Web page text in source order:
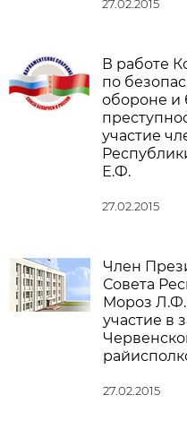
27.02.2015
В работе
по
обороне и
участие
Е.Ф.
27.02.2015
Член
Совета
Мороз
участие в
27.02.2015